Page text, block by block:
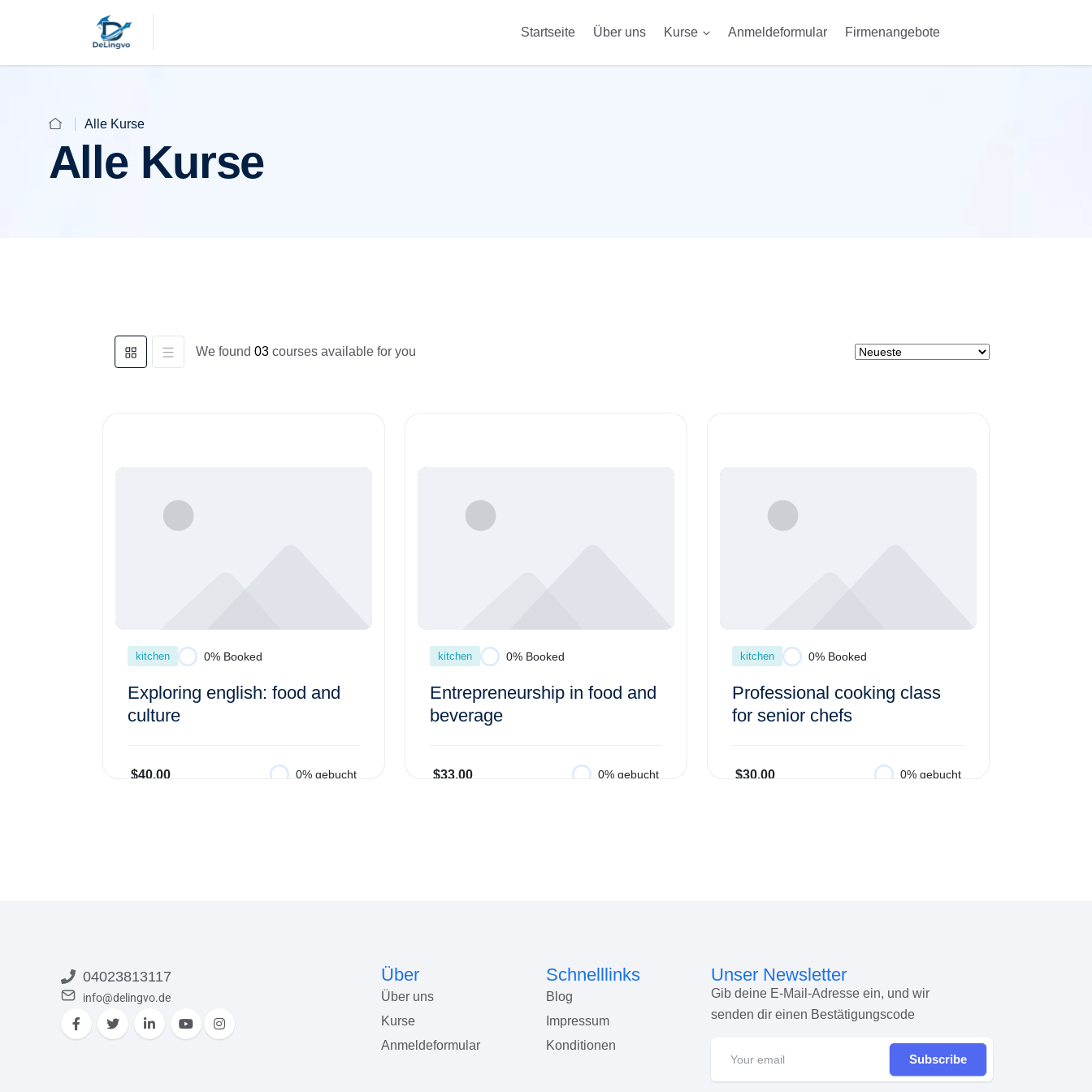
Startseite Über uns Kurse Anmeldeformular Firmenangebote
Alle Kurse
Alle Kurse
We found 03 courses available for you
kitchen 0% Booked
Exploring english: food and
culture
$40.00 0% gebucht
kitchen 0% Booked
Entrepreneurship in food and
beverage
$33.00 0% gebucht
kitchen 0% Booked
Professional cooking class
for senior chefs
$30.00 0% gebucht
04023813117
info@delingvo.de
Über
Über uns
Kurse
Anmeldeformular
Schnelllinks
Blog
Impressum
Konditionen
Unser Newsletter
Gib deine E-Mail-Adresse ein, und wir
senden dir einen Bestätigungscode
Subscribe